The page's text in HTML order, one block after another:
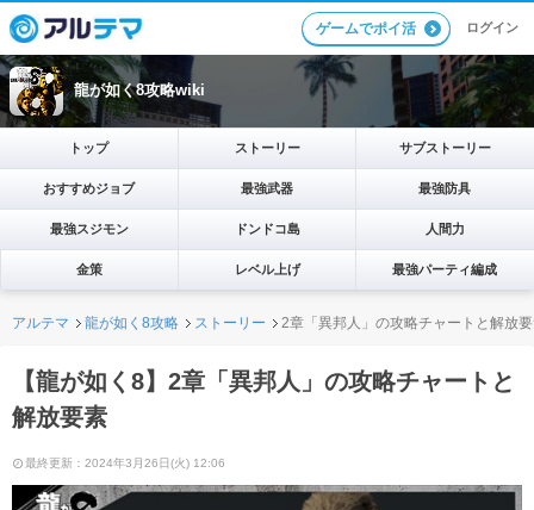
ゲームでポイ活 ログイン
龍が如く8攻略wiki
トップ ストーリー サブストーリー
おすすめジョブ 最強武器 最強防具
最強スジモン ドンドコ島 人間力
金策 レベル上げ 最強パーティ編成
アルテマ 龍が如く8攻略 ストーリー 2章「異邦人」の攻略チャートと解放
【龍が如く8】2章「異邦人」の攻略チャートと
解放要素
最終更新：2024年3月26日(火) 12:06